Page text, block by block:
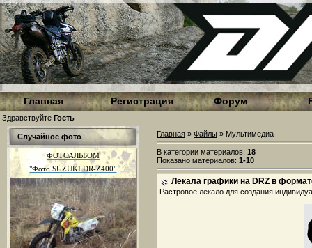
Главная Регистрация Форум
Здравствуйте Гость
Случайное фото
ФОТОАЛЬБОМ
"Фото SUZUKI DR-Z400"
Главная » Файлы » Мультимедиа
В категории материалов: 18
Показано материалов: 1-10
Лекала графики на DRZ в
Растровое лекало для создания